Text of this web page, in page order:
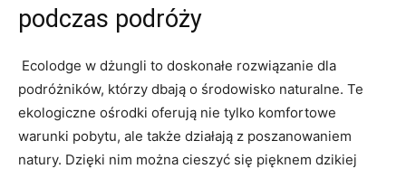
podczas podróży
⁤ Ecolodge w dżungli ⁢to doskonałe​ rozwiązanie⁢ dla
podróżników, którzy dbają ⁣o​ środowisko naturalne. Te
ekologiczne⁣ ośrodki oferują nie tylko komfortowe⁣
warunki pobytu, ale⁢ także działają z poszanowaniem
natury. Dzięki nim można cieszyć się‍ pięknem‌ dzikiej